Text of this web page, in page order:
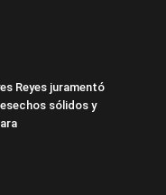
Reyes juramentó
sólidos y